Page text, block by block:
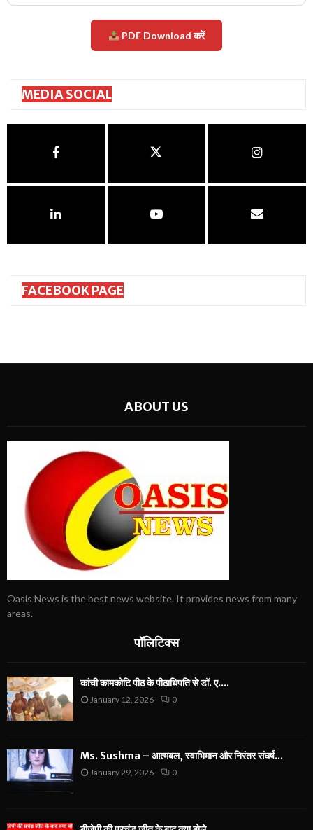
PDF Download करें
MEDIA SOCIAL
FACEBOOK PAGE
ABOUT US
Oasis News is the best news website. It provides news from many
areas.
पॉलिटिक्स
कांची कामकोटि पीठ के पीठाधिपति से डॉ. ए....
January 12, 2026 0
Ms. Sushma – आत्मबल, स्वाभिमान और निरंतर संघर्ष...
January 29, 2026 0